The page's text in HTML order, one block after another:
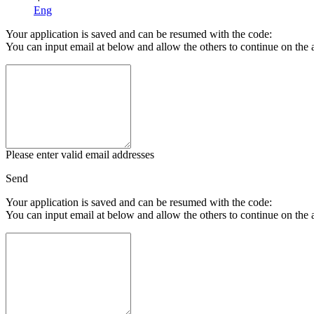
Eng
Your application is saved and can be resumed with the code:
You can input email at below and allow the others to continue on the
Please enter valid email addresses
Send
Your application is saved and can be resumed with the code:
You can input email at below and allow the others to continue on the